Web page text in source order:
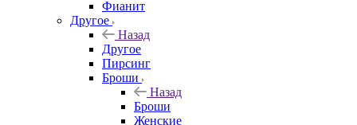
Фианит
Другое
Назад
Другое
Пирсинг
Броши
Назад
Броши
Женские